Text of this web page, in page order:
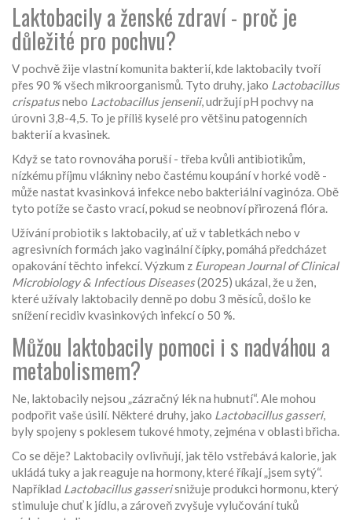
Laktobacily a ženské zdraví - proč je
důležité pro pochvu?
V pochvě žije vlastní komunita bakterií, kde laktobacily tvoří
přes 90 % všech mikroorganismů. Tyto druhy, jako Lactobacillus
crispatusnebo Lactobacillus jensenii, udržují pH pochvy na
úrovni 3,8-4,5. To je příliš kyselé pro většinu patogenních
bakterií a kvasinek.
Když se tato rovnováha poruší - třeba kvůli antibiotikům,
nízkému příjmu vlákniny nebo častému koupání v horké vodě -
může nastat kvasinková infekce nebo bakteriální vaginóza. Obě
tyto potíže se často vrací, pokud se neobnoví přirozená flóra.
Užívání probiotik s laktobacily, ať už v tabletkách nebo v
agresivních formách jako vaginální čípky, pomáhá předcházet
opakování těchto infekcí. Výzkum z European Journal of Clinical
Microbiology & Infectious Diseases(2025) ukázal, že u žen,
které užívaly laktobacily denně po dobu 3 měsíců, došlo ke
snížení recidiv kvasinkových infekcí o 50 %.
Můžou laktobacily pomoci i s nadváhou a
metabolismem?
Ne, laktobacily nejsou „zázračný lék na hubnutí“. Ale mohou
podpořit vaše úsilí. Některé druhy, jako Lactobacillus gasseri,
byly spojeny s poklesem tukové hmoty, zejména v oblasti břicha.
Co se děje? Laktobacily ovlivňují, jak tělo vstřebává kalorie, jak
ukládá tuky a jak reaguje na hormony, které říkají „jsem sytý“.
Například Lactobacillus gasserisnižuje produkci hormonu, který
stimuluje chuť k jídlu, a zároveň zvyšuje vylučování tuků